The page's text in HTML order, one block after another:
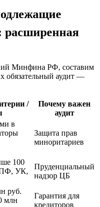
расширенная
Минфина РФ, составим
обязательный аудит —
/
Почему важен
аудит
в
Защита прав
миноритариев
100
УК,
Пруденциальный
надзор ЦБ
руб.
млн
Гарантия для
кредиторов